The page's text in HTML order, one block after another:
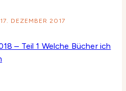
17. DEZEMBER 2017